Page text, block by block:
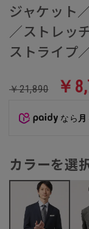
ジャケット
／ストレッ
ストライプ
￥21,890 ￥
なら
カラーを選